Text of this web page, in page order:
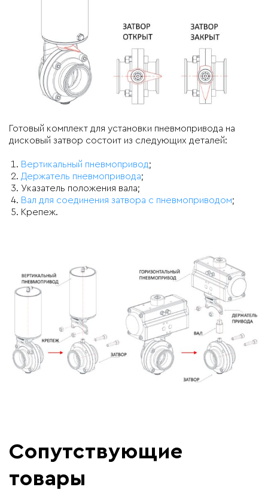
Готовый комплект для установки пневмопривода на
дисковый затвор состоит из следующих деталей:
Вертикальный пневмопривод;
Держатель пневмопривода;
Указатель положения вала;
Вал для соединения затвора с пневмоприводом;
Крепеж.
Сопутствующие
товары